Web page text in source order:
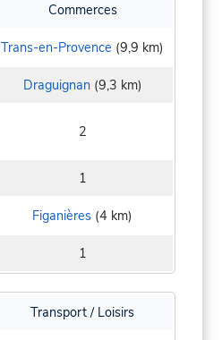
Commerces
Trans-en-Provence (9,9 km)
Draguignan(9,3 km)
2
1
Figanières (4 km)
1
Transport / Loisirs